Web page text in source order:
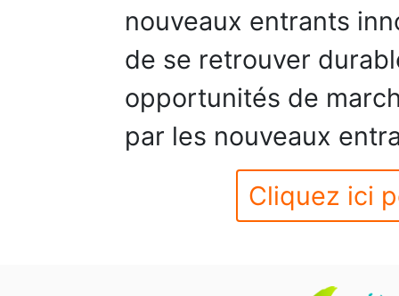
nouveaux entrants
de se retrouver
opportunités de
par les nouveaux
Cliquez ici